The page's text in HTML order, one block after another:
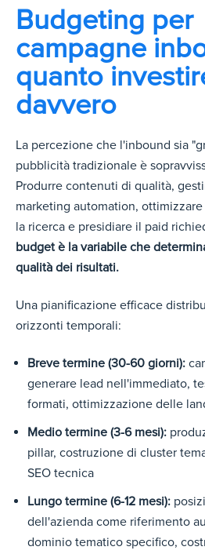
Budgeting per
campagne
quanto
davvero
La percezione che l'inbound sia
pubblicità tradizionale è
Produrre contenuti di qualità,
marketing automation,
la ricerca e presidiare il paid
budget è la variabile che
qualità dei risultati.
Una pianificazione efficace
orizzonti temporali:
Breve termine (30-60 giorni):
generare lead nell'immediato,
formati, ottimizzazione delle
Medio termine (3-6 mesi):
pillar, costruzione di cluster
SEO tecnica
Lungo termine (6-12 mesi):
dell'azienda come riferimento
dominio tematico specifico,